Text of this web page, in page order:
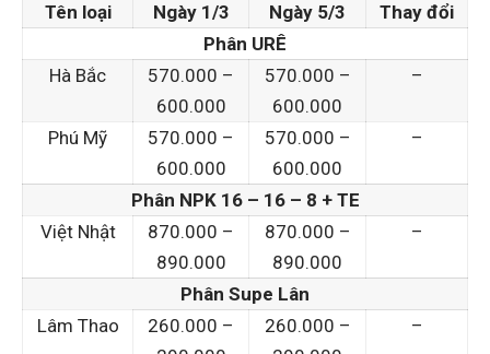
Tên loại
Ngày 1/3 Ngày 5/3
Thay đổi
Phân URÊ
Hà Bắc
570.000 –
600.000
570.000 –
600.000
–
Phú Mỹ
570.000 –
600.000
570.000 –
600.000
–
Phân NPK 16 – 16 – 8 + TE
Việt Nhật
870.000 –
890.000
870.000 –
890.000
–
Phân Supe Lân
Lâm Thao
260.000 –
260.000 –
–